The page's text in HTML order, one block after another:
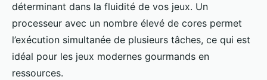
déterminant dans la fluidité de vos jeux. Un
processeur avec un nombre élevé de cores permet
l’exécution simultanée de plusieurs tâches, ce qui est
idéal pour les jeux modernes gourmands en
ressources.